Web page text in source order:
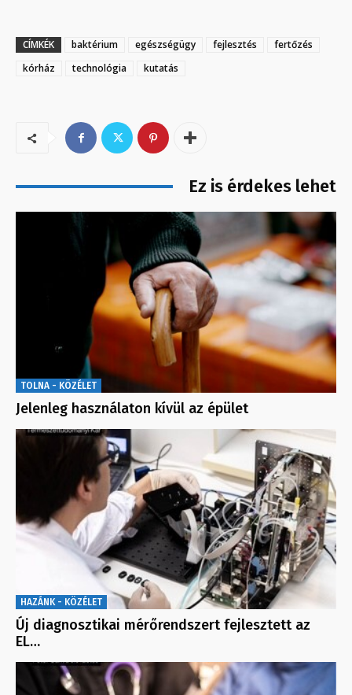
CÍMKÉK baktérium egészségügy fejlesztés
fertőzés
kórház
technológia kutatás
Ez is érdekes lehet
TOLNA - KÖZÉLET
Jelenleg használaton kívül az épület
HAZÁNK - KÖZÉLET
Új diagnosztikai mérőrendszert fejlesztett az
EL…